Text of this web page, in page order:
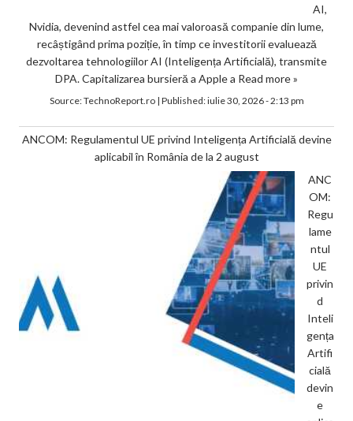
AI,
Nvidia, devenind astfel cea mai valoroasă companie din lume,
recâștigând prima poziție, în timp ce investitorii evaluează
dezvoltarea tehnologiilor AI (Inteligența Artificială), transmite
DPA. Capitalizarea bursieră a Apple a Read more »
Source:TechnoReport.ro| Published:iulie 30, 2026 - 2:13 pm
ANCOM: Regulamentul UE privind Inteligența Artificială devine
aplicabil în România de la 2 august
ANC
OM:
Regu
lame
ntul
UE
privin
d
Inteli
gența
Artifi
cială
devin
e